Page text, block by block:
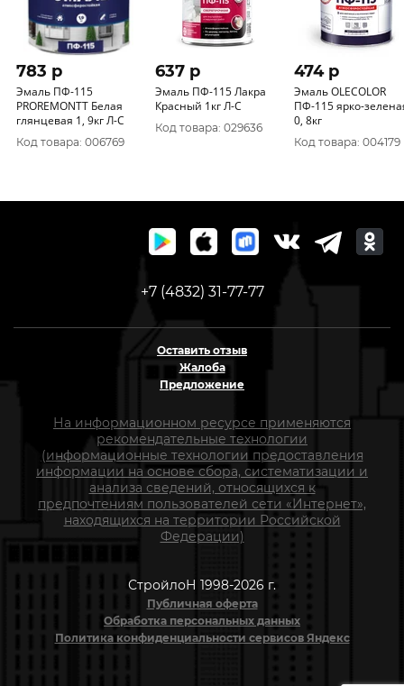
783 p
Эмаль ПФ-115
PROREMONTT Белая
глянцевая 1, 9кг Л-С
Код товара: 006769
637 p
Эмаль ПФ-115 Лакра
Красный 1кг Л-С
Код товара: 029636
474 p
Эмаль OLECOLOR
ПФ-115 ярко-
0, 8кг
Код товара: 004179
+7 (4832) 31-77-77
Оставить отзыв
Жалоба
Предложение
На информационном ресурсе применяются
рекомендательные технологии
(информационные технологии предоставления
информации на основе сбора, систематизации и
анализа сведений, относящихся к
предпочтениям пользователей сети «Интернет»,
находящихся на территории Российской
Федерации)
СтройлоН 1998-2026 г.
Публичная оферта
Обработка персональных данных
Политика конфиденциальности сервисов Яндекс